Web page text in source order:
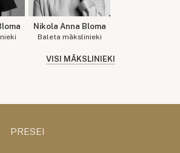
Nikola Anna Bloma
Baleta mākslinieki
VISI MĀKSLINIEKI
PRESEI